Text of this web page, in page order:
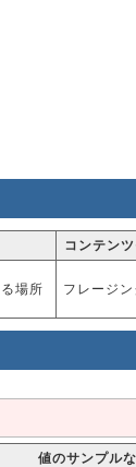
コンテン
場所 フレージ
値のサンプル